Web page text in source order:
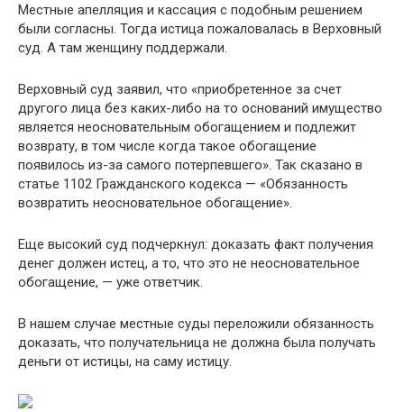
Местные апелляция и кассация с подобным решением
были согласны. Тогда истица пожаловалась в Верховный
суд. А там женщину поддержали.
Верховный суд заявил, что «приобретенное за счет
другого лица без каких-либо на то оснований имущество
является неосновательным обогащением и подлежит
возврату, в том числе когда такое обогащение
появилось из-за самого потерпевшего». Так сказано в
статье 1102 Гражданского кодекса — «Обязанность
возвратить неосновательное обогащение».
Еще высокий суд подчеркнул: доказать факт получения
денег должен истец, а то, что это не неосновательное
обогащение, — уже ответчик.
В нашем случае местные суды переложили обязанность
доказать, что получательница не должна была получать
деньги от истицы, на саму истицу.